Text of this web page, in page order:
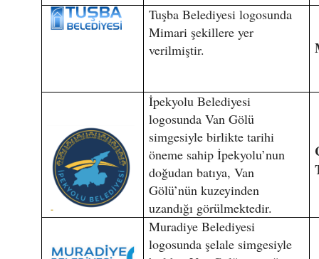
Tuşba Belediyesi logosunda
Mimari şekillere yer
verilmiştir.
İpekyolu Belediyesi
logosunda Van Gölü
simgesiyle birlikte tarihi
öneme sahip İpekyolu’nun
doğudan batıya, Van
Gölü’nün kuzeyinden
uzandığı görülmektedir.
Muradiye Belediyesi
logosunda şelale simgesiyle